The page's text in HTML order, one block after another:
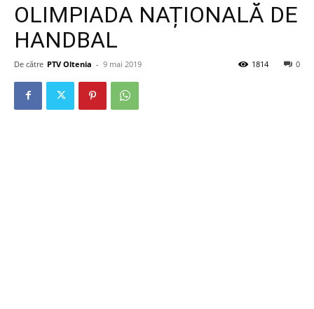
OLIMPIADA NAȚIONALĂ DE
HANDBAL
De către PTV Oltenia - 9 mai 2019 0
1814